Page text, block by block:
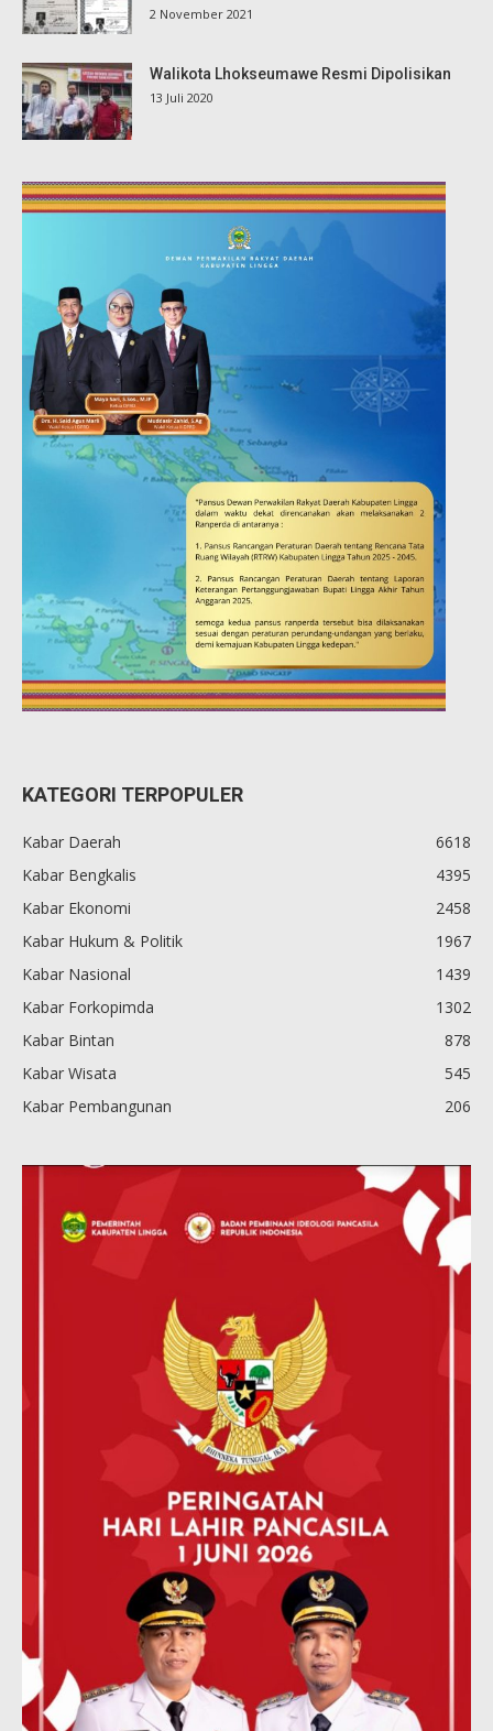
2 November 2021
Walikota Lhokseumawe Resmi Dipolisikan
13 Juli 2020
KATEGORI TERPOPULER
Kabar Daerah
6618
Kabar Bengkalis
4395
Kabar Ekonomi
2458
Kabar Hukum & Politik
1967
Kabar Nasional
1439
Kabar Forkopimda
1302
Kabar Bintan
878
Kabar Wisata
545
Kabar Pembangunan
206